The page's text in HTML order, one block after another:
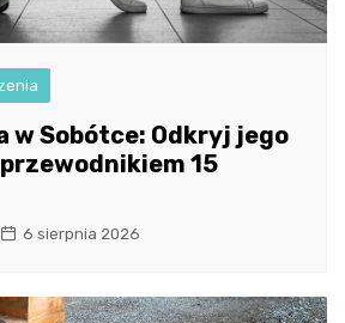
w Sobótce: Odkryj jego
15
6 sierpnia 2026